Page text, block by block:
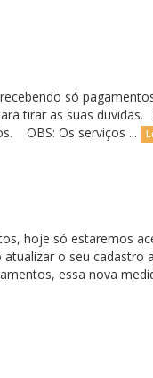
só
tirar as suas
OBS: Os serviços ...
hoje só estaremos
o seu cadastro
essa nova